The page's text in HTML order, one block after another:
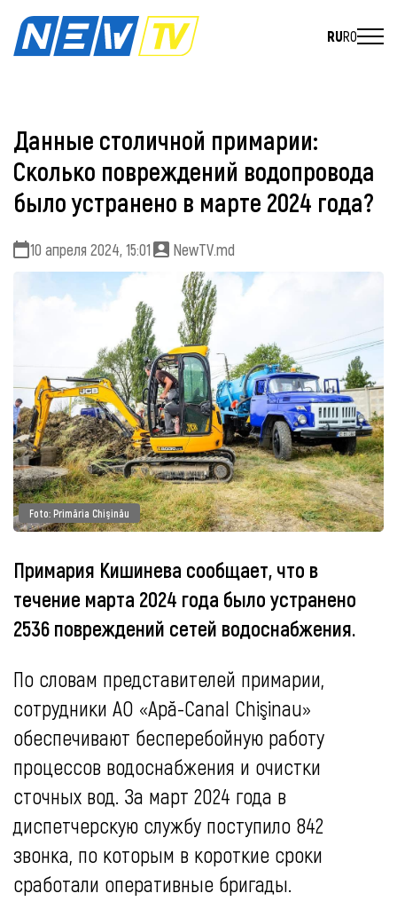
RURO
Данные столичной примарии:
Сколько повреждений водопровода
было устранено в марте 2024 года?
10 апреля 2024, 15:01 NewTV.md
Foto: Primăria Chişinău
Примария Кишинева сообщает, что в
течение марта 2024 года было устранено
2536 повреждений сетей водоснабжения.
По словам представителей примарии,
сотрудники АО «Apă-Canal Chişinau»
обеспечивают бесперебойную работу
процессов водоснабжения и очистки
сточных вод. За март 2024 года в
диспетчерскую службу поступило 842
звонка, по которым в короткие сроки
сработали оперативные бригады.